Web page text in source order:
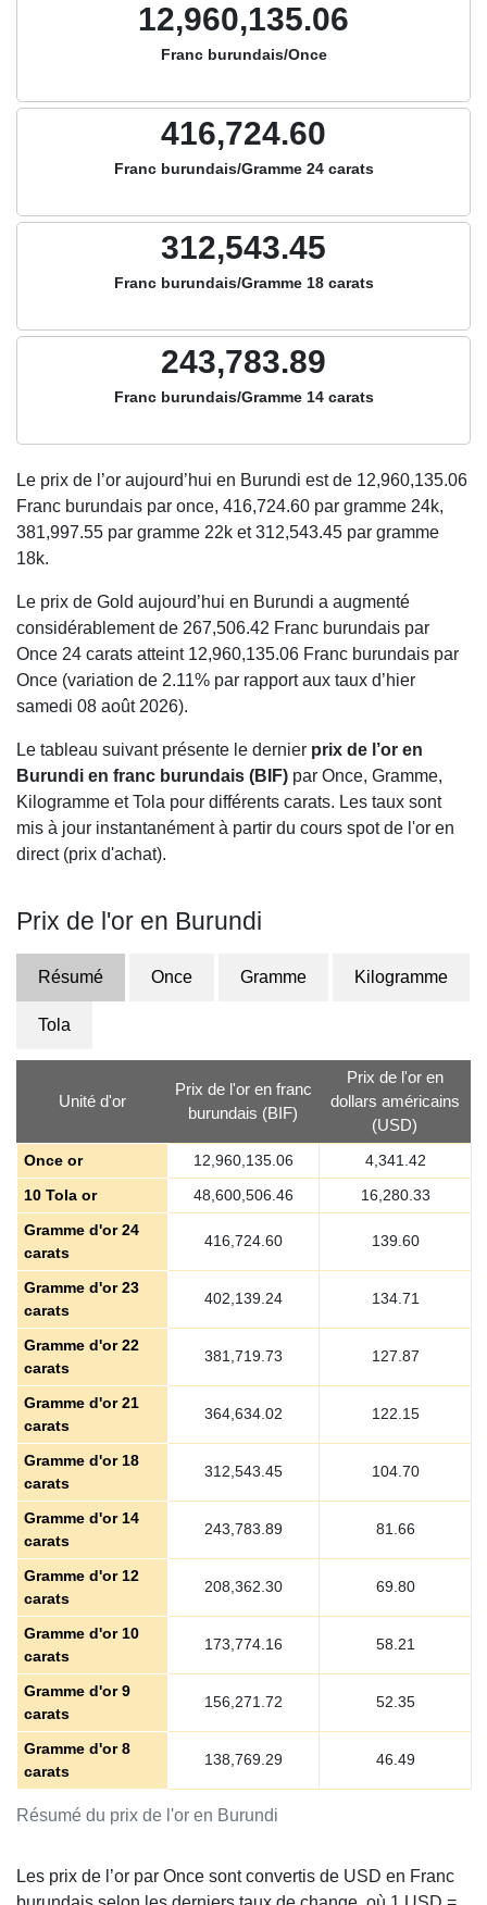
12,960,135.06
Franc burundais/Once
416,724.60
Franc burundais/Gramme 24 carats
312,543.45
Franc burundais/Gramme 18 carats
243,783.89
Franc burundais/Gramme 14 carats
Le prix de l’or aujourd’hui en Burundi est de 12,960,135.06
Franc burundais par once, 416,724.60 par gramme 24k,
381,997.55 par gramme 22k et312,543.45 par gramme
18k.
Le prix de Gold aujourd’hui en Burundi a augmenté
considérablement de 267,506.42 Franc burundais par
Once 24 carats atteint 12,960,135.06 Franc burundais par
Once (variation de 2.11% par rapport aux taux d’hier
samedi 08 août 2026).
Le tableau suivant présente le dernier prix de l’or en
Burundi en franc burundais (BIF) par Once, Gramme,
Kilogramme et Tola pour différents carats. Les taux sont
mis à jour instantanément à partir du cours spot de l'or en
direct (prix d'achat).
Prix de l'or en Burundi
Résumé Once Gramme Kilogramme
Tola
Résumé du prix de l'or en Burundi
Unité d'or
Prix de l'or en franc
burundais (BIF)
Prix de l'or en
dollars américains
(USD)
Once or 12,960,135.06
4,341.42
10 Tola or
48,600,506.46
16,280.33
Gramme d'or 24
carats
416,724.60 139.60
Gramme d'or 23
carats
402,139.24 134.71
Gramme d'or 22
carats
381,719.73 127.87
Gramme d'or 21
carats
364,634.02 122.15
Gramme d'or 18
carats
312,543.45 104.70
Gramme d'or 14
carats
243,783.89 81.66
Gramme d'or 12
carats
208,362.30 69.80
Gramme d'or 10
carats
173,774.16 58.21
Gramme d'or 9
carats
156,271.72 52.35
Gramme d'or 8
carats
138,769.29 46.49
Les prix de l’or par Once sont convertis de USD en Franc